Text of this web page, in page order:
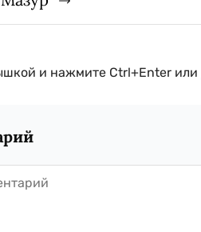
и нажмите Ctrl+Enter или